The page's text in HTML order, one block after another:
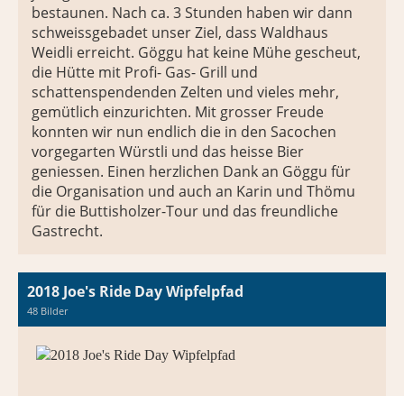
bestaunen. Nach ca. 3 Stunden haben wir dann
schweissgebadet unser Ziel, dass Waldhaus
Weidli erreicht. Göggu hat keine Mühe gescheut,
die Hütte mit Profi- Gas- Grill und
schattenspendenden Zelten und vieles mehr,
gemütlich einzurichten. Mit grosser Freude
konnten wir nun endlich die in den Sacochen
vorgegarten Würstli und das heisse Bier
geniessen. Einen herzlichen Dank an Göggu für
die Organisation und auch an Karin und Thömu
für die Buttisholzer-Tour und das freundliche
Gastrecht.
2018 Joe's Ride Day Wipfelpfad
48 Bilder